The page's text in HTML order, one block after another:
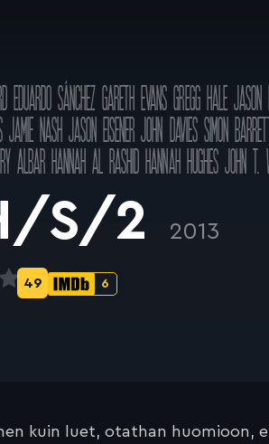
EDUARDO SÁNCHEZGARETH EVANSGREGG HALEJASON
JAMIE NASHJASON EISENERJOHN DAVIESSIMON
ALBARHANNAH AL RASHIDHANNAH HUGHESJOHN T.
S/2 2013
IMDb-
6
Metascore-
49
kuin luet, otathan huomioon,